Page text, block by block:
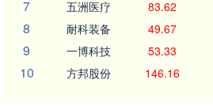
7 五洲医疗 83.62
8 耐科装备 49.67
9 一博科技 53.33
10 方邦股份 146.16